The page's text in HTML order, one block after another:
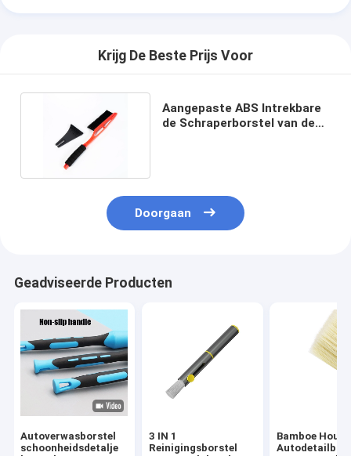
Krijg De Beste Prijs Voor
Aangepaste ABS Intrekbare
de Schraperborstel van de
Doorgaan
Geadviseerde Producten
Autoverwasborstel
schoonheidsdetalje
3 IN 1
Reinigingsborstel
Bamboe Hout